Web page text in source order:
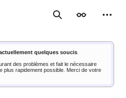
RechercherApparence
quelques soucis
des problèmes et fait le nécessaire
plus rapidement possible. Merci de votre